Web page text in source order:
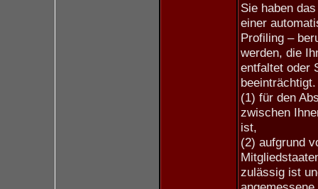
Sie haben
einer
Profiling –
werden, die
entfaltet oder
(1) für den
zwischen
ist,
(2) aufgrund
zulässig ist